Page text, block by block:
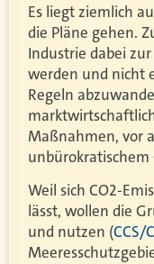
Es liegt ziemlich
die Pläne gehen.
Industrie dabei
werden und nicht
Regeln
Maßnahmen, vor
unbürokratischem
Weil sich CO2-
lässt, wollen die
und nutzen (CCS/